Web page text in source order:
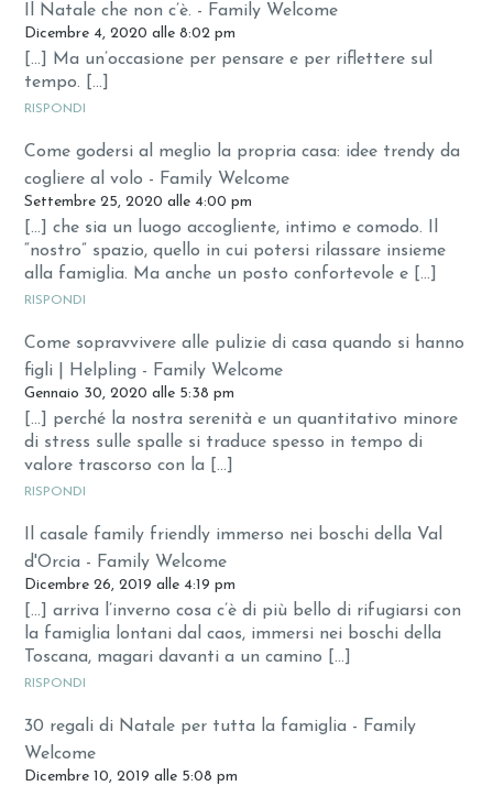
Il Natale che non c’è. - Family Welcome
Dicembre 4, 2020 alle 8:02 pm
[…] Ma un’occasione per pensare e per riflettere sul
tempo. […]
RISPONDI
Come godersi al meglio la propria casa: idee trendy da
cogliere al volo - Family Welcome
Settembre 25, 2020 alle 4:00 pm
[…] che sia un luogo accogliente, intimo e comodo. Il
“nostro” spazio, quello in cui potersi rilassare insieme
alla famiglia. Ma anche un posto confortevole e […]
RISPONDI
Come sopravvivere alle pulizie di casa quando si hanno
figli | Helpling - Family Welcome
Gennaio 30, 2020 alle 5:38 pm
[…] perché la nostra serenità e un quantitativo minore
di stress sulle spalle si traduce spesso in tempo di
valore trascorso con la […]
RISPONDI
Il casale family friendly immerso nei boschi della Val
d'Orcia - Family Welcome
Dicembre 26, 2019 alle 4:19 pm
[…] arriva l’inverno cosa c’è di più bello di rifugiarsi con
la famiglia lontani dal caos, immersi nei boschi della
Toscana, magari davanti a un camino […]
RISPONDI
30 regali di Natale per tutta la famiglia - Family
Welcome
Dicembre 10, 2019 alle 5:08 pm